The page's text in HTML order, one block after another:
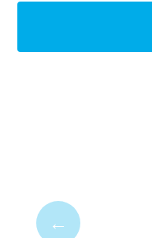
←